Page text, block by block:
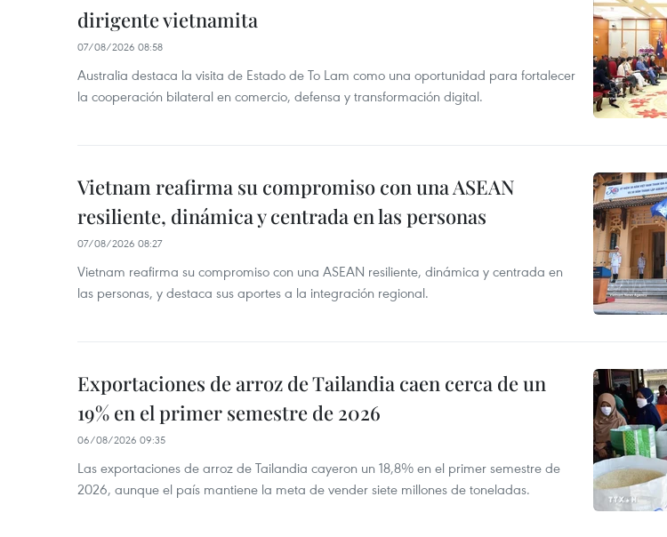
dirigente vietnamita
07/08/2026 08:58
Australia destaca la visita de Estado de To Lam como una oportunidad para fortalecer
la cooperación bilateral en comercio, defensa y transformación digital.
Vietnam reafirma su compromiso con una ASEAN
resiliente, dinámica y centrada en las personas
07/08/2026 08:27
Vietnam reafirma su compromiso con una ASEAN resiliente, dinámica y centrada en
las personas, y destaca sus aportes a la integración regional.
Exportaciones de arroz de Tailandia caen cerca de un
19% en el primer semestre de 2026
06/08/2026 09:35
Las exportaciones de arroz de Tailandia cayeron un 18,8% en el primer semestre de
2026, aunque el país mantiene la meta de vender siete millones de toneladas.